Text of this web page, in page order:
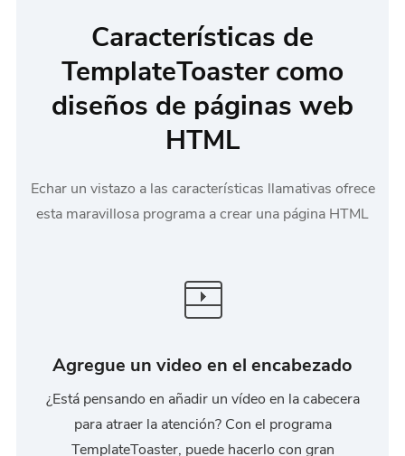
Características de
TemplateToaster como
diseños de páginas web
HTML
Echar un vistazo a las características llamativas ofrece
esta maravillosa programa a crear una página HTML
Agregue un video en el encabezado
¿Está pensando en añadir un vídeo en la cabecera
para atraer la atención? Con el programa
TemplateToaster, puede hacerlo con gran